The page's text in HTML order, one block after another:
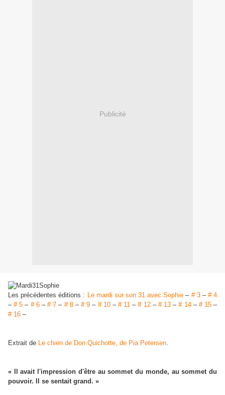
Publicité
Les précédentes éditions : Le mardi sur son 31 avec Sophie – # 3– # 4
–# 5 – # 6–# 7 – # 8–# 9 – # 10– # 11 –# 12– # 13 –# 14– # 15 –
# 16 –
Extrait de Le chien de Don Quichotte, de Pia Petersen.
« Il avait l'impression d'être au sommet du monde, au sommet du
pouvoir. Il se sentait grand. »